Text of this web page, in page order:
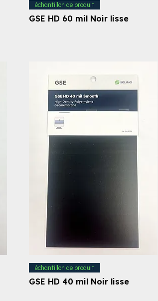
échantillon de produit
GSE HD 60 mil Noir lisse
échantillon de produit
GSE HD 40 mil Noir lisse